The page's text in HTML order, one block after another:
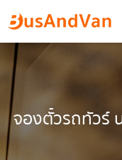
จองตั๋วรถทัวร์